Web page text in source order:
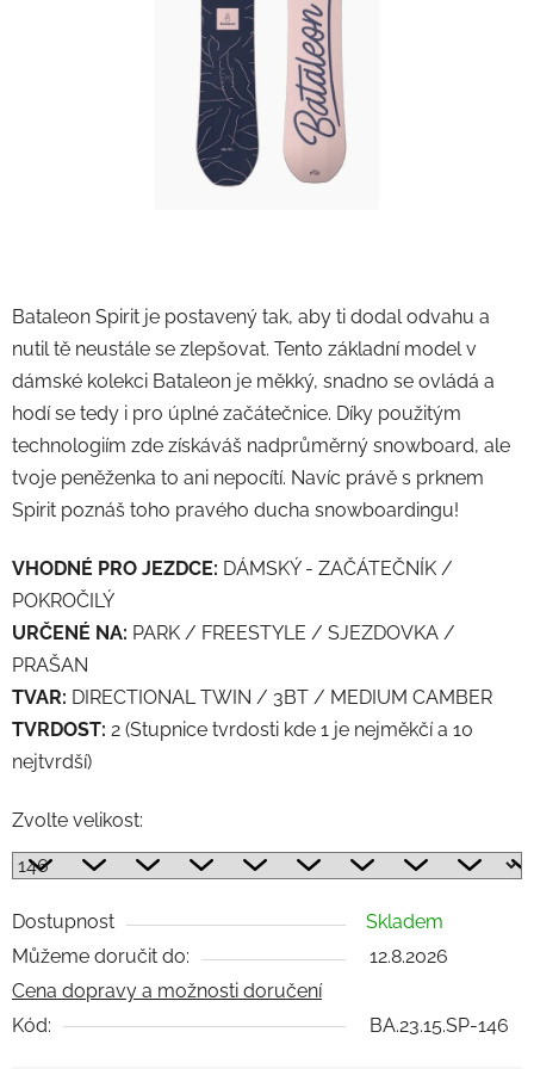
Bataleon Spirit je postavený tak, aby ti dodal odvahu a
nutil tě neustále se zlepšovat. Tento základní model v
dámské kolekci Bataleon je měkký, snadno se ovládá a
hodí se tedy i pro úplné začátečnice. Díky použitým
technologiím zde získáváš nadprůměrný snowboard, ale
tvoje peněženka to ani nepocítí. Navíc právě s prknem
Spirit poznáš toho pravého ducha snowboardingu!
VHODNÉ PRO JEZDCE: DÁMSKÝ - ZAČÁTEČNÍK /
POKROČILÝ
URČENÉ NA: PARK / FREESTYLE / SJEZDOVKA /
PRAŠAN
TVAR: DIRECTIONAL TWIN / 3BT / MEDIUM CAMBER
TVRDOST: 2 (Stupnice tvrdosti kde 1 je nejměkčí a 10
nejtvrdší)
Zvolte velikost:
Dostupnost
Skladem
Můžeme doručit do:
12.8.2026
Cena dopravy a možnosti doručení
Kód:
BA.23.15.SP-146